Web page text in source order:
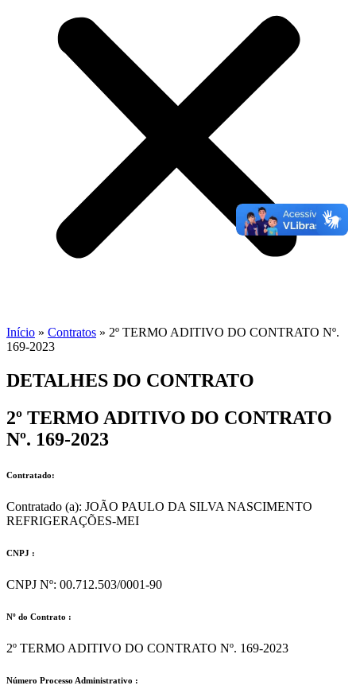
Início » Contratos » 2º TERMO ADITIVO DO CONTRATO Nº.
169-2023
DETALHES DO CONTRATO​
2º TERMO ADITIVO DO CONTRATO
Nº. 169-2023
Contratado:
Contratado (a): JOÃO PAULO DA SILVA NASCIMENTO
REFRIGERAÇÕES-MEI
CNPJ :
CNPJ Nº: 00.712.503/0001-90
Nº do Contrato :
2º TERMO ADITIVO DO CONTRATO Nº. 169-2023
Número Processo Administrativo :